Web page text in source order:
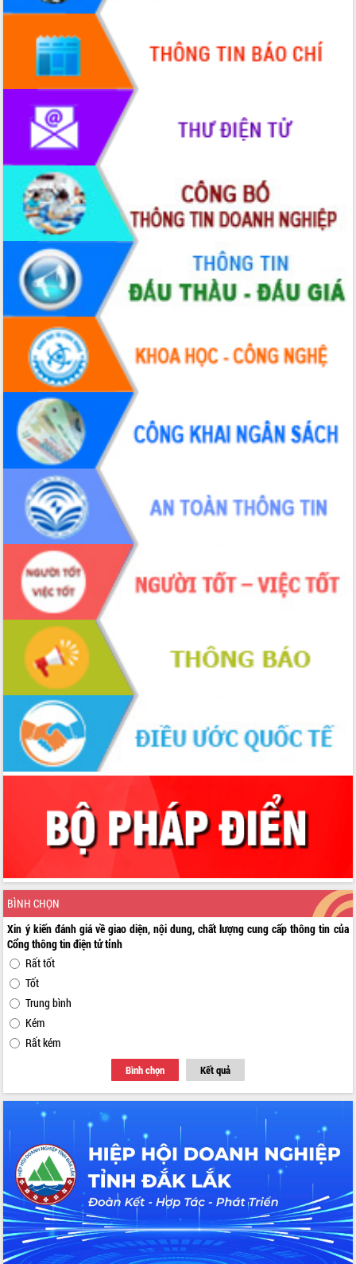
BÌNH CHỌN
Xin ý kiến đánh giá về giao diện, nội dung, chất lượng cung cấp thông tin của
Cổng thông tin điện tử tỉnh
Rất tốt
Tốt
Trung bình
Kém
Rất kém
Bình chọn Kết quả